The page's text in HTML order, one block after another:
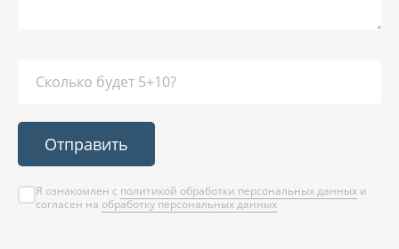
Отправить
Я ознакомлен с политикой обработки персональных данных и
согласен на обработку персональных данных